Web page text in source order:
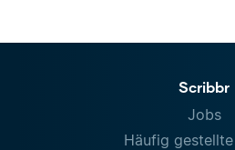
Scribbr
Jobs
Häufig